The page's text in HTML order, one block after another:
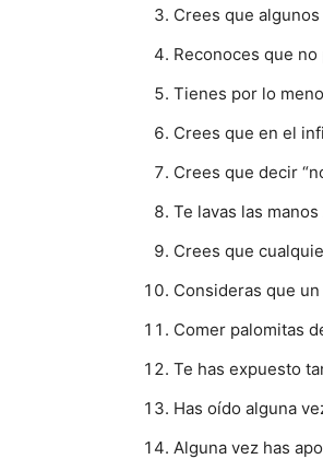
Crees que
Reconoces que
Tienes por lo
Crees que en el
Crees que decir
Te lavas las
Crees que
Consideras que
Comer palomitas
Te has expuesto
Has oído alguna
Alguna vez has